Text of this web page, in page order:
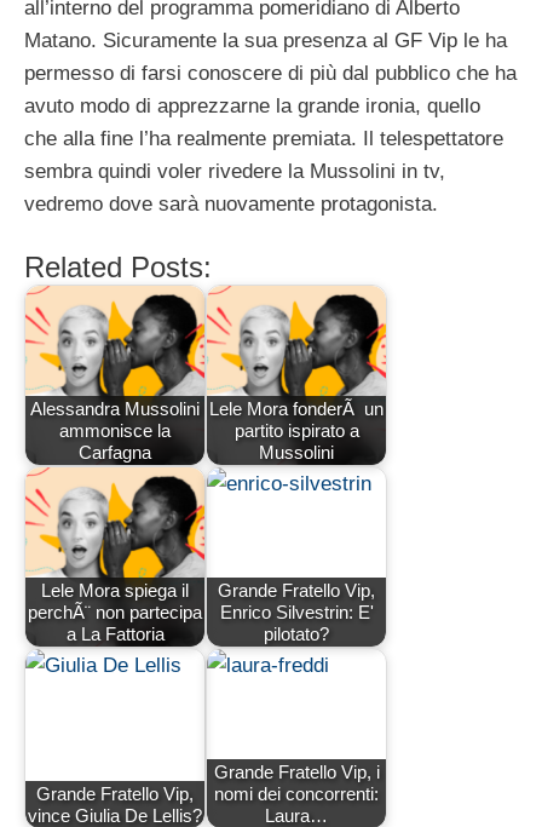
all’interno del programma pomeridiano di Alberto
Matano. Sicuramente la sua presenza al GF Vip le ha
permesso di farsi conoscere di più dal pubblico che ha
avuto modo di apprezzarne la grande ironia, quello
che alla fine l’ha realmente premiata. Il telespettatore
sembra quindi voler rivedere la Mussolini in tv,
vedremo dove sarà nuovamente protagonista.
Related Posts:
Alessandra Mussolini
ammonisce la
Carfagna
Lele Mora fonderÃ un
partito ispirato a
Mussolini
Lele Mora spiega il
perchÃ¨ non partecipa
a La Fattoria
Grande Fratello Vip,
Enrico Silvestrin: E'
pilotato?
Grande Fratello Vip,
vince Giulia De Lellis?
Grande Fratello Vip, i
nomi dei concorrenti:
Laura…